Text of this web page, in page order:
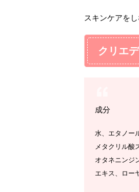
スキンケアを
クリエ
成分
水、エタノー
メタクリル酸
オタネニンジ
エキス、ロー